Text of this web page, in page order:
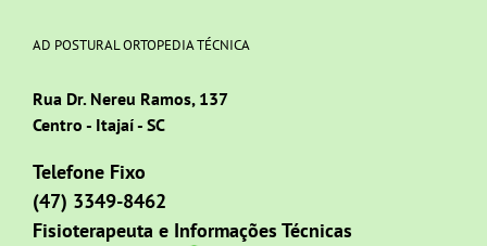
AD POSTURAL ORTOPEDIA TÉCNICA
Rua Dr. Nereu Ramos, 137
Centro - Itajaí - SC
Telefone Fixo
(47) 3349-8462
Fisioterapeuta e Informações Técnicas